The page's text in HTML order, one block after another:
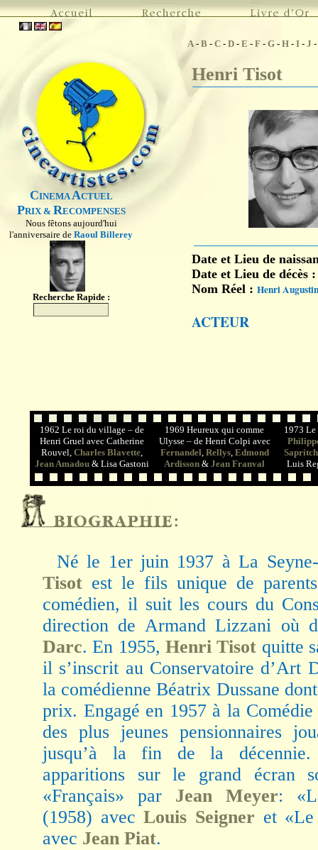
CINEMAACTUEL
PRIX & RECOMPENSES
Nous fêtons aujourd'hui
l'anniversaire de Raoul Billerey
Recherche Rapide :
A- B - C - D - E - F - G - H - I - J -
Henri Tisot
Date et Lieu de
Date et Lieu de décès
Nom Réel : Henri
ACTEUR
1962 Le roi du village – de
Henri Gruel avec Catherine
Rouvel, Charles Blavette,
Jean Amadou& Lisa Gastoni
1969 Heureux qui comme
Ulysse – de Henri Colpi avec
Fernandel, Rellys, Edmond
Ardisson & Jean Franval
1973
Sapritch
Luis
Né le 1er juin 1937 à La
Tisot est le fils unique de
comédien, il suit les cours du
direction de Armand Lizzani où
Darc. En 1955,Henri Tisot quitte
il s’inscrit au Conservatoire d’Art
la comédienne Béatrix Dussane
prix. Engagé en 1957 à la
des plus jeunes pensionnaires
jusqu’à la fin de la décennie.
apparitions sur le grand écran
«Français» par Jean Meyer:
(1958) avecLouis Seigner et
avec Jean Piat.